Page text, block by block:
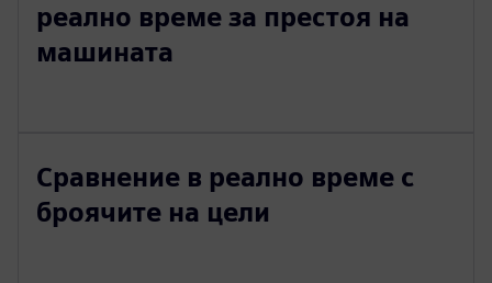
реално време за престоя на
машината
Сравнение в реално време с
броячите на цели